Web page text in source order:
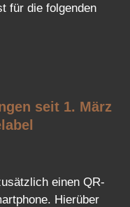
für die folgenden
seit 1. März
einen QR-
Hierüber